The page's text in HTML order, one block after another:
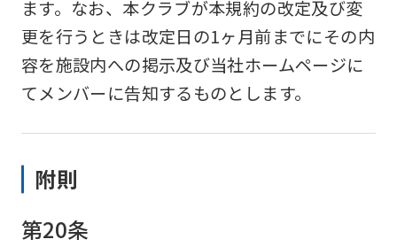
ます。なお、本クラブが本規約の改定及び変
更を行うときは改定日の1ヶ月前までにその内
容を施設内への掲示及び当社ホームページに
てメンバーに告知するものとします。
附則
第20条